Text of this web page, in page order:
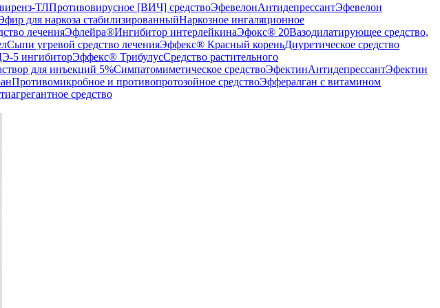
ТЛПротивовирусное [ВИЧ] средствоЭфевелонАнтидепрессантЭфевелон
для наркоза стабилизированныйНаркозное ингаляционное
леченияЭфлейра®Ингибитор интерлейкинаЭфокс® 20Вазодилатирующее средство,
Сыпи угревой средство леченияЭффекс® Красный кореньДиуретическое средство
5 ингибиторЭффекс® ТрибулусСредство растительного
для инъекций 5%Симпатомиметическое средствоЭфектинАнтидепрессантЭфектин
Противомикробное и противопротозойное средствоЭффералган с витамином
средство